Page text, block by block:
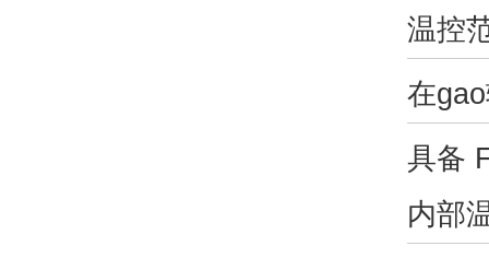
温控
在
具备
内部